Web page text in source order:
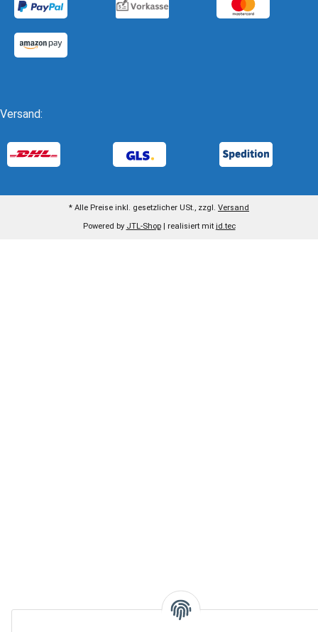
Versand:
* Alle Preise inkl. gesetzlicher USt., zzgl. Versand
Powered by JTL-Shop | realisiert mit jd.tec